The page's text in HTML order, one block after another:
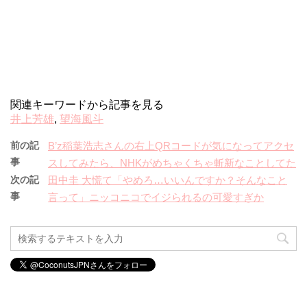
関連キーワードから記事を見る
井上芳雄, 望海風斗
前の記
事
B’z稲葉浩志さんの右上QRコードが気になってアクセ
スしてみたら、NHKがめちゃくちゃ斬新なことしてた
次の記
事
田中圭 大慌て「やめろ…いいんですか？そんなこと
言って」ニッコニコでイジられるの可愛すぎか